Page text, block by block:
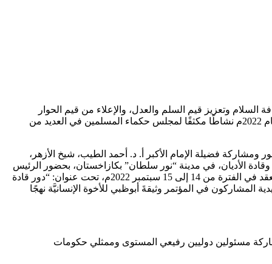
فضيلة الإمام الأكبر أ. د. أحمد الطيب، شيخ الأزهر الشريف، عطاءه وجهوده في عام 2022م؛ لنشر ثقافة السلام وتعزيز قيم السلم والعدل، والإعلاء من قيم الحوار
والتعايش السلمي، والعمل على تجسيد وإبراز قيم الإسلام في التعامل مع الآخر، ونشر ثقافة الاختلاف، وتصحيح المفاهيم المغلوطة؛ ليشهد عام 2022م نشاطًا مكثفًا لمجلس حكماء المسلمين في العديد من
فضيلة الإمام الأكبر أ. د. أحمد الطيب، شيخ الأزهر،
الأديان، في مدينة “نور سلطان” بكازاخستان، بحضور الرئيس
الكازاخي، قاسم جومارت توقايف، وقداسة البابا فرنسيس، بابا الفاتيكان وعدد كبير من قادة وزعماء الأديان من ٦٠ دولة حول العالم، الذي انعقد في الفترة من 14 إلى 15 سبتمبر 2022م، تحت عنوان: “دور قادة
كوفيد-19، واعتمد قادة وزعماء الأديان العالمية والتقليدية المشاركون في المؤتمر وثيقةَ أبوظبي للأخوة الإنسانيَّة نهجًا
المغربية؛ بمشاركة مسئولين دوليين رفيعي المستوى وممثلي حكومات